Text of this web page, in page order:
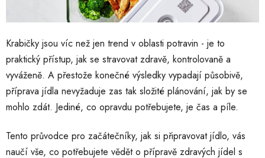
Krabičky jsou víc než jen trend v oblasti potravin - je to
praktický přístup, jak se stravovat zdravě, kontrolovaně a
vyváženě. A přestože konečné výsledky vypadají působivě,
příprava jídla nevyžaduje zas tak složité plánování, jak by se
mohlo zdát. Jediné, co opravdu potřebujete, je čas a píle.
Tento průvodce pro začátečníky, jak si připravovat jídlo, vás
naučí vše, co potřebujete vědět o přípravě zdravých jídel s